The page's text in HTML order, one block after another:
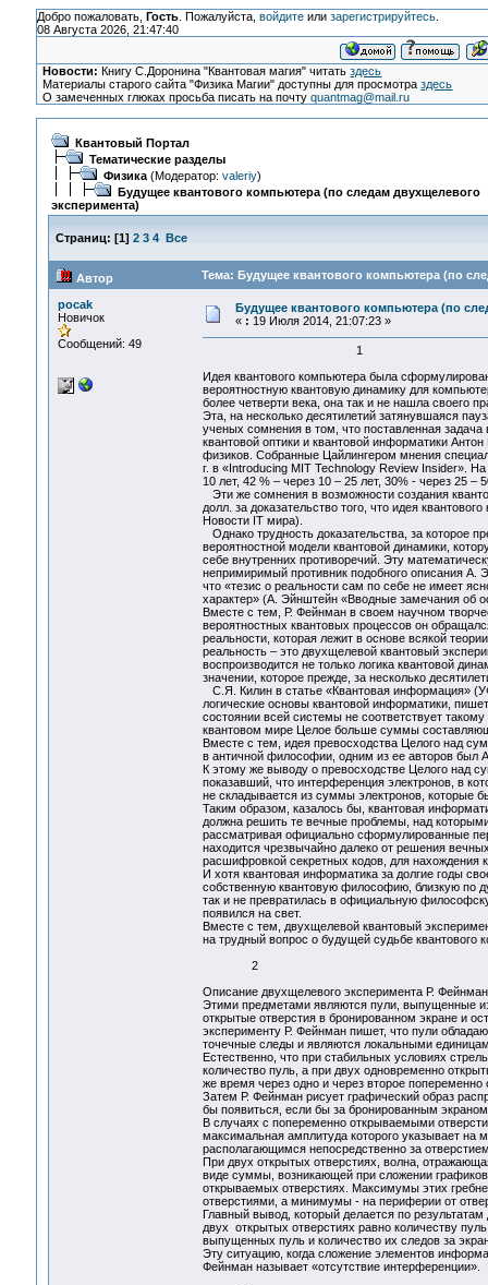
Добро пожаловать, Гость. Пожалуйста, войдитеили зарегистрируйтесь.
08 Августа 2026, 21:47:40
Новости: Книгу С.Доронина "Квантовая магия" читатьздесь
Материалы старого сайта "Физика Магии" доступны для просмотраздесь
О замеченных глюках просьба писать на почтуquantmag@mail.ru
Квантовый Портал
Тематические разделы
Физика(Модератор: valeriy)
Будущее квантового компьютера (по следам двухщелевого
эксперимента)
Страниц: [1] 2 3 4 Все
Автор Тема: Будущее квантового компьютера (по
pocak
Новичок
Сообщений: 49
Будущее квантового компьютера (по
« : 19 Июля 2014, 21:07:23 »
1
Идея квантового компьютера была
вероятностную квантовую динамику для
более четверти века, она так и не нашла своего
Эта, на несколько десятилетий затянувшаяся
ученых сомнения в том, что поставленная
квантовой оптики и квантовой информатики
физиков. Собранные Цайлингером мнения
г. в «Introducing MIT Technology Review Insider».
10 лет, 42 % – через 10 – 25 лет, 30% - через 25 –
Эти же сомнения в возможности создания
долл. за доказательство того, что идея
Новости IT мира).
Однако трудность доказательства, за которое
вероятностной модели квантовой динамики,
себе внутренних противоречий. Эту
непримиримый противник подобного описания А.
что «тезис о реальности сам по себе не имеет
характер» (А. Эйнштейн «Вводные замечания об
Вместе с тем, Р. Фейнман в своем научном
вероятностных квантовых процессов он
реальности, которая лежит в основе всякой
реальность – это двухщелевой квантовый
воспроизводится не только логика квантовой
значении, которое прежде, за несколько
С.Я. Килин в статье «Квантовая информация»
логические основы квантовой информатики,
состоянии всей системы не соответствует
квантовом мире Целое больше суммы
Вместе с тем, идея превосходства Целого над
в античной философии, одним из ее авторов был
К этому же выводу о превосходстве Целого над
показавший, что интерференция электронов, в
не складывается из суммы электронов, которые
Таким образом, казалось бы, квантовая
должна решить те вечные проблемы, над
рассматривая официально сформулированные
находится чрезвычайно далеко от решения
расшифровкой секретных кодов, для нахождения
И хотя квантовая информатика за долгие годы
собственную квантовую философию, близкую по
так и не превратилась в официальную
появился на свет.
Вместе с тем, двухщелевой квантовый
на трудный вопрос о будущей судьбе квантового
2
Описание двухщелевого эксперимента Р.
Этими предметами являются пули, выпущенные
открытые отверстия в бронированном экране и
эксперименту Р. Фейнман пишет, что пули
точечные следы и являются локальными
Естественно, что при стабильных условиях
количество пуль, а при двух одновременно
же время через одно и через второе
Затем Р. Фейнман рисует графический образ
бы появиться, если бы за бронированным
В случаях с попеременно открываемыми
максимальная амплитуда которого указывает на
располагающимся непосредственно за
При двух открытых отверстиях, волна,
виде суммы, возникающей при сложении
открываемых отверстиях. Максимумы этих
отверстиями, а минимумы - на периферии от
Главный вывод, который делается по
двух открытых отверстиях равно количеству
выпущенных пуль и количество их следов за
Эту ситуацию, когда сложение элементов
Фейнман называет «отсутствие